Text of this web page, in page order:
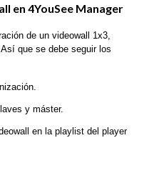
en 4YouSee Manager
de un videowall 1x3,
que se debe seguir los
y máster.
en la playlist del player